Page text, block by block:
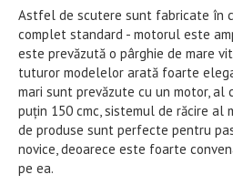
Astfel de scutere sunt fabricate în
complet standard - motorul este
este prevăzută o pârghie de mare
tuturor modelelor arată foarte
mari sunt prevăzute cu un motor, al
puțin 150 cmc, sistemul de răcire
de produse sunt perfecte pentru
novice, deoarece este foarte
pe ea.